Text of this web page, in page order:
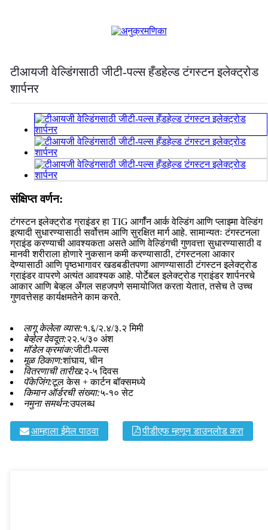
टीआयजी वेल्डिंगसाठी जीटी-पल्स हँडहेल्ड टंगस्टन इलेक्ट्रोड
शार्पनर
संक्षिप्त वर्णन:
टंगस्टन इलेक्ट्रोड ग्राइंडर हा TIG आर्गॉन आर्क वेल्डिंग आणि प्लाझ्मा वेल्डिंग
इत्यादी सुधारण्यासाठी सर्वोत्तम आणि सुरक्षित मार्ग आहे. सामान्यतः टंगस्टनला
ग्राइंड करण्याची आवश्यकता असते आणि वेल्डिंगची गुणवत्ता सुधारण्यासाठी व
मानवी शरीराला होणारे नुकसान कमी करण्यासाठी, टंगस्टनला आकार
देण्यासाठी आणि पृष्ठभागावर खडबडीतपणा आणण्यासाठी टंगस्टन इलेक्ट्रोड
ग्राइंडर वापरणे अत्यंत आवश्यक आहे. पोर्टेबल इलेक्ट्रोड ग्राइंडर शार्पनरचे
आकार आणि बेव्हल अँगल सहजपणे समायोजित करता येतात, तसेच ते उच्च
गुणवत्तेसह कार्यक्षमतेने काम करते.
लागू केलेला व्यास:१.६/२.४/३.२ मिमी
बेव्हेल देवदूत:२२.५/३० अंश
मॉडेल क्रमांक:जीटी-पल्स
मूळ ठिकाण:शांघाय, चीन
वितरणाची तारीख:२-५ दिवस
पॅकेजिंग:टूल केस + कार्टन बॉक्समध्ये
किमान ऑर्डरची संख्या:५-१० सेट
नमुना समर्थन:उपलब्ध
आम्हाला ईमेल पाठवा पीडीएफ म्हणून डाउनलोड करा